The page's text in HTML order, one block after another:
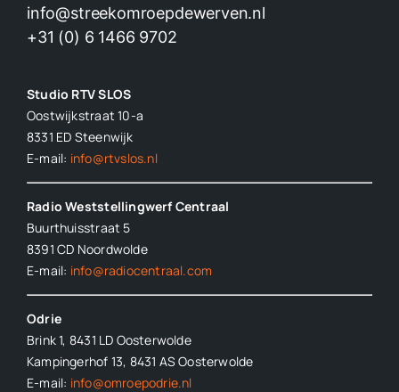
info@streekomroepdewerven.nl
+31 (0) 6 1466 9702
Studio RTV SLOS
Oostwijkstraat 10-a
8331 ED Steenwijk
E-mail: info@rtvslos.nl
Radio Weststellingwerf Centraal
Buurthuisstraat 5
8391 CD Noordwolde
E-mail: info@radiocentraal.com
Odrie
Brink 1, 8431 LD Oosterwolde
Kampingerhof 13, 8431 AS Oosterwolde
E-mail: info@omroepodrie.nl